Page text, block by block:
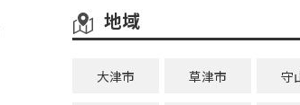
地域
大津市 草津市 守